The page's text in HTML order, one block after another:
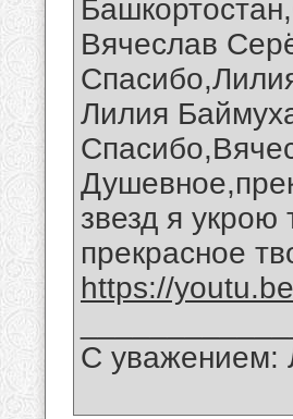
Вячеслав
Лилия
звезд я
прекрасное
https://
С уважением: